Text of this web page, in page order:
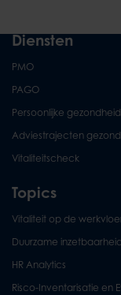
Diensten
PMO
PAGO
Persoonlijke
Adviestrajecten
Vitaliteitscheck
Topics
Vitaliteit op de
Duurzame inzetbaarheid
HR Analytics
Risco-Inventarisatie en